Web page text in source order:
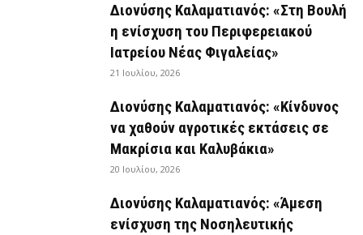
Διονύσης Καλαματιανός: «Στη Βουλή
η ενίσχυση του Περιφερειακού
Ιατρείου Νέας Φιγαλείας»
21 Ιουλίου, 2026
Διονύσης Καλαματιανός: «Κίνδυνος
να χαθούν αγροτικές εκτάσεις σε
Μακρίσια και Καλυβάκια»
20 Ιουλίου, 2026
Διονύσης Καλαματιανός: «Άμεση
ενίσχυση της Νοσηλευτικής